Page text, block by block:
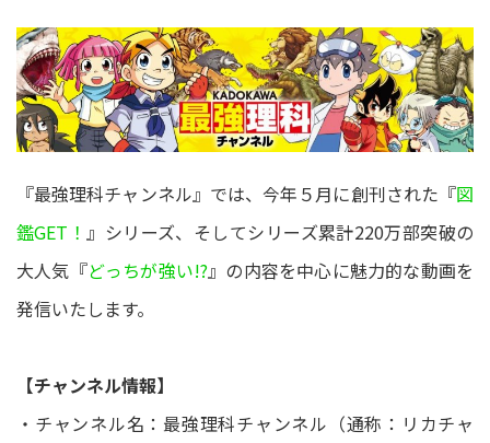
『最強理科チャンネル』では、今年５月に創刊された『図
鑑GET！』シリーズ、そしてシリーズ累計220万部突破の
大人気『どっちが強い!?』の内容を中心に魅力的な動画を
発信いたします。
【チャンネル情報】
・チャンネル名：最強理科チャンネル（通称：リカチャ